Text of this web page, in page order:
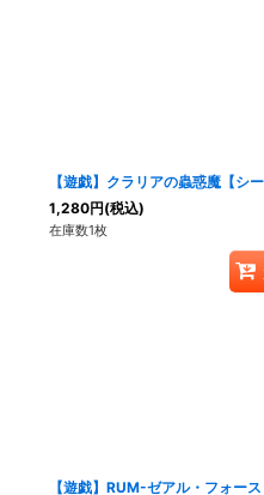
【遊戯】クラリアの蟲惑魔【
1,280円(税込)
在庫数1枚
【遊戯】RUM-ゼアル・フォー